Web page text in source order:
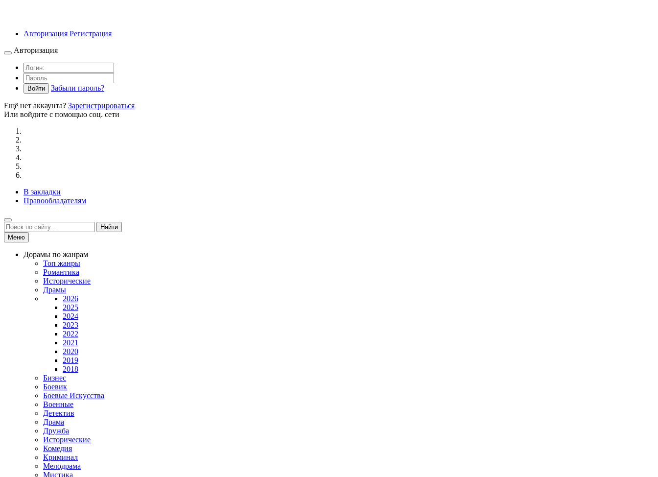
Авторизация Регистрация
Авторизация
Войти Забыли пароль?
Ещё нет аккаунта? Зарегистрироваться
Или войдите с помощью соц. сети
В закладки
Правообладателям
Найти
Меню
Дорамы по жанрам
Топ жанры
Романтика
Исторические
Драмы
2026
2025
2024
2023
2022
2021
2020
2019
2018
Бизнес
Боевик
Боевые Искусства
Военные
Детектив
Драма
Дружба
Исторические
Комедия
Криминал
Мелодрама
Мистика